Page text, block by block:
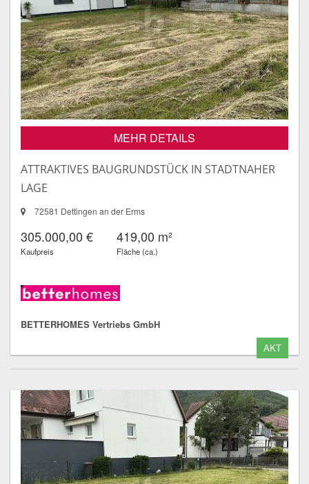
MEHR DETAILS
ATTRAKTIVES BAUGRUNDSTÜCK IN STADTNAHER
LAGE
72581 Dettingen an der Erms
305.000,00 €
Kaufpreis
419,00 m²
Fläche (ca.)
BETTERHOMES Vertriebs GmbH
AKT